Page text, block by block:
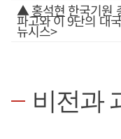
▲홍석현 한국기원
파고와 이 9단의 대
뉴시스>
비전과